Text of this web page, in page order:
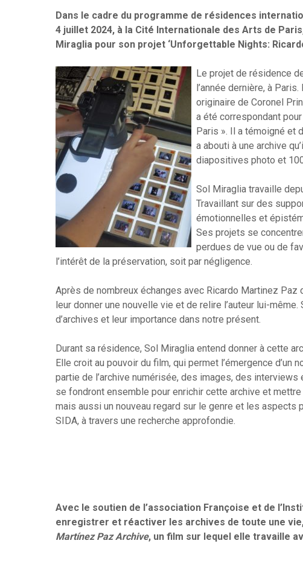
Dans le cadre du programme de résidences
4 juillet 2024, à la Cité Internationale des Arts de
Miraglia pour son projet ‘Unforgettable Nights:
Le projet de résidence
l’année dernière, à
originaire de Coronel
a été correspondant
Paris ». Il a témoigné et
a abouti à une archive
diapositives photo et
Sol Miraglia travaille
Travaillant sur des
émotionnelles et
Ses projets se
perdues de vue ou de
l’intérêt de la préservation, soit par négligence.
Après de nombreux échanges avec Ricardo Martinez
leur donner une nouvelle vie et de relire l’auteur lui-
d’archives et leur importance dans notre présent.
Durant sa résidence, Sol Miraglia entend donner à cette
Elle croit au pouvoir du film, qui permet l’émergence d’un
partie de l’archive numérisée, des images, des interviews
se fondront ensemble pour enrichir cette archive et
mais aussi un nouveau regard sur le genre et les aspects
SIDA, à travers une recherche approfondie.
Avec le soutien de l’association Françoise et de
enregistrer et réactiver les archives de toute une vie,
Martínez Paz Archive, un film sur lequel elle travaille